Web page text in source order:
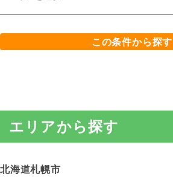
この条件から探す
エリアから探す
北海道札幌市